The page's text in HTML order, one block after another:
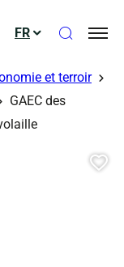
FR Ouvrir
et terroir
GAEC des
libres